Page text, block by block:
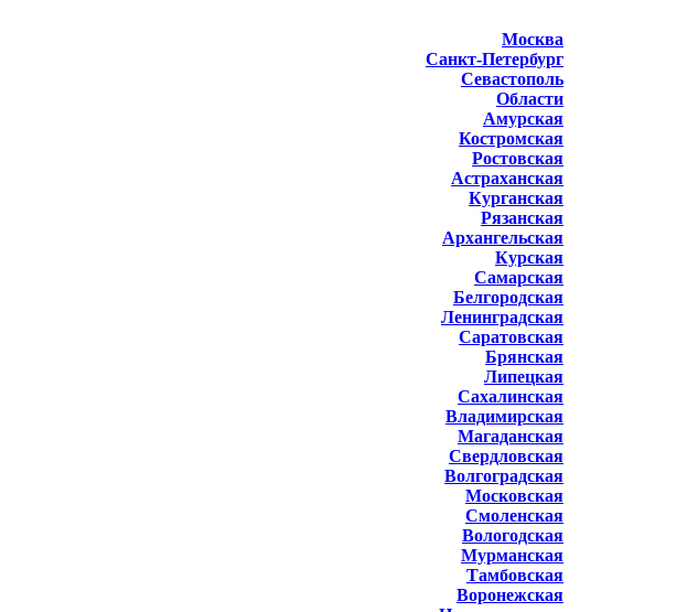
Москва
Санкт-Петербург
Севастополь
Области
Амурская
Костромская
Ростовская
Астраханская
Курганская
Рязанская
Архангельская
Курская
Самарская
Белгородская
Ленинградская
Саратовская
Брянская
Липецкая
Сахалинская
Владимирская
Магаданская
Свердловская
Волгоградская
Московская
Смоленская
Вологодская
Мурманская
Тамбовская
Воронежская